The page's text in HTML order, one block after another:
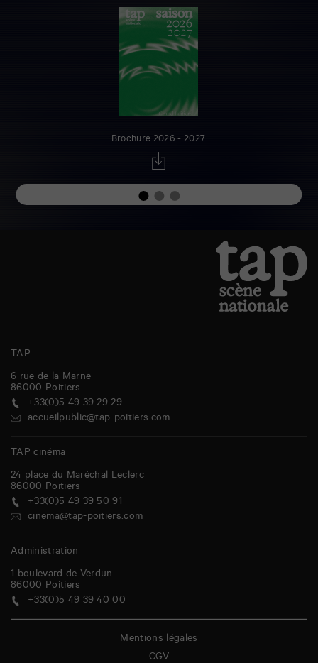
Brochure 2026 - 2027
TAP
6 rue de la Marne
86000 Poitiers
+33(0)5 49 39 29 29
accueilpublic@tap-poitiers.com
TAP cinéma
24 place du Maréchal Leclerc
86000 Poitiers
+33(0)5 49 39 50 91
cinema@tap-poitiers.com
Administration
1 boulevard de Verdun
86000 Poitiers
+33(0)5 49 39 40 00
Mentions légales
CGV